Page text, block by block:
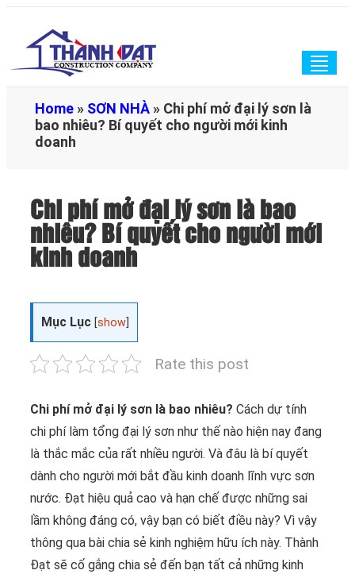
Home » SƠN NHÀ » Chi phí mở đại lý sơn là
bao nhiêu? Bí quyết cho người mới kinh
doanh
Chi phí mở đại lý sơn là bao
nhiêu? Bí quyết cho người mới
kinh doanh
Mục Lục [show
Rate this post
Chi phí mở đại lý sơn là bao nhiêu? Cách dự tính
chi phí làm tổng đại lý sơn như thế nào hiện nay đang
là thắc mắc của rất nhiều người. Và đâu là bí quyết
dành cho người mới bắt đầu kinh doanh lĩnh vực sơn
nước. Đạt hiệu quả cao và hạn chế được những sai
lầm không đáng có, vậy bạn có biết điều này? Vì vậy
thông qua bài chia sẻ kinh nghiệm hữu ích này. Thành
Đạt sẽ cố gắng chia sẻ đến bạn tất cả những kinh